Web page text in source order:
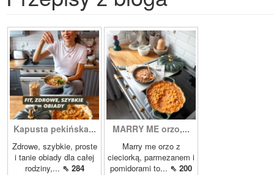
Kapusta pekińska...
Zdrowe, szybkie, proste
i tanie obiady dla całej
rodziny,... ⇖ 284
MARRY ME orzo,...
Marry me orzo z
cieciorką, parmezanem i
pomidorami to... ⇖ 200